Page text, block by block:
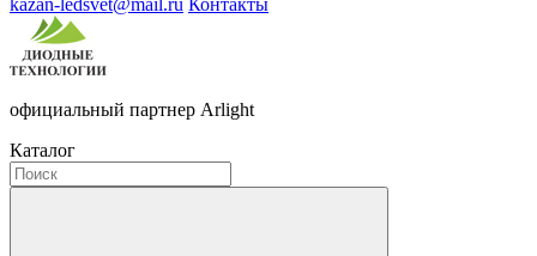
kazan-ledsvet@mail.ru Контакты
официальный партнер Arlight
Каталог